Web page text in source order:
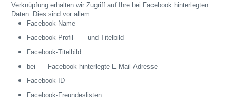
Verknüpfung erhalten wir Zugriff auf Ihre bei Facebook hinterlegten
Daten. Dies sind vor allem:
Facebook-Name
Facebook-Profil- und Titelbild
Facebook-Titelbild
bei Facebook hinterlegte E-Mail-Adresse
Facebook-ID
Facebook-Freundeslisten